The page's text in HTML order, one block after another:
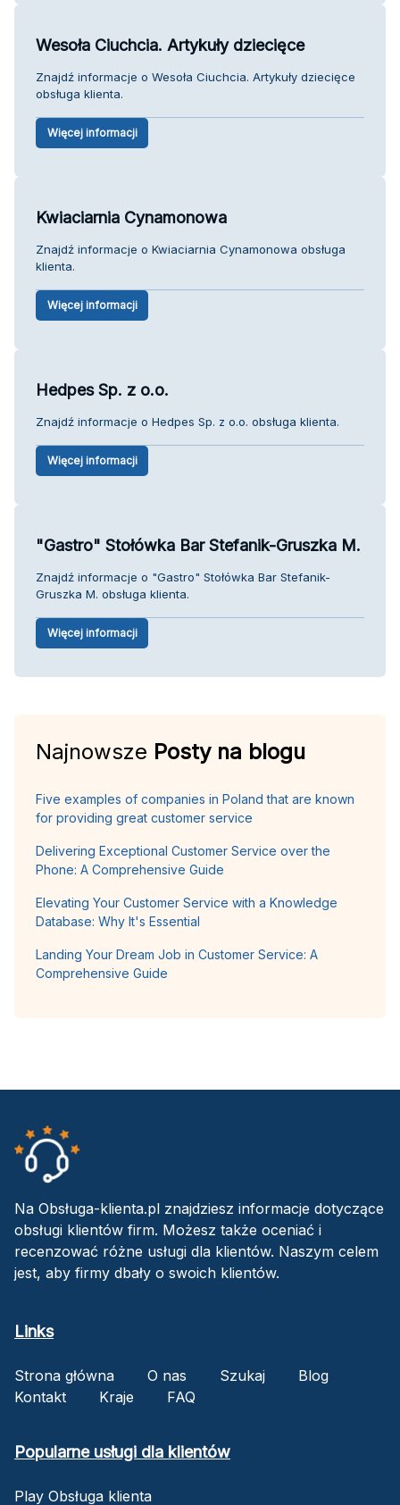
Wesoła Ciuchcia. Artykuły dziecięce
Znajdź informacje o Wesoła Ciuchcia. Artykuły dziecięce
obsługa klienta.
Więcej informacji
Kwiaciarnia Cynamonowa
Znajdź informacje o Kwiaciarnia Cynamonowa obsługa
klienta.
Więcej informacji
Hedpes Sp. z o.o.
Znajdź informacje o Hedpes Sp. z o.o. obsługa klienta.
Więcej informacji
"Gastro" Stołówka Bar Stefanik-Gruszka M.
Znajdź informacje o "Gastro" Stołówka Bar Stefanik-
Gruszka M. obsługa klienta.
Więcej informacji
Najnowsze Posty na blogu
Five examples of companies in Poland that are known
for providing great customer service
Delivering Exceptional Customer Service over the
Phone: A Comprehensive Guide
Elevating Your Customer Service with a Knowledge
Database: Why It's Essential
Landing Your Dream Job in Customer Service: A
Comprehensive Guide
Na Obsługa-klienta.pl znajdziesz informacje dotyczące
obsługi klientów firm. Możesz także oceniać i
recenzować różne usługi dla klientów. Naszym celem
jest, aby firmy dbały o swoich klientów.
Links
Strona główna O nas Szukaj
Blog
Kontakt
Kraje FAQ
Popularne usługi dla klientów
Play Obsługa klienta